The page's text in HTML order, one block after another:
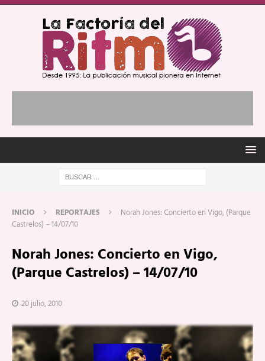
INICIO REPORTAJES
Norah Jones: Concierto en Vigo, (Parque
Castrelos) – 14/07/10
Norah Jones: Concierto en Vigo,
(Parque Castrelos) – 14/07/10
20 julio, 2010